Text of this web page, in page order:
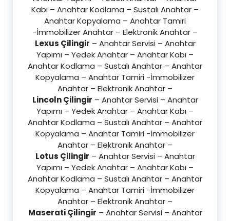
Kabı – Anahtar Kodlama – Sustalı Anahtar –
Anahtar Kopyalama – Anahtar Tamiri
-İmmobilizer Anahtar – Elektronik Anahtar –
Lexus Çilingir – Anahtar Servisi – Anahtar
Yapımı – Yedek Anahtar – Anahtar Kabı –
Anahtar Kodlama – Sustalı Anahtar – Anahtar
Kopyalama – Anahtar Tamiri -İmmobilizer
Anahtar – Elektronik Anahtar –
Lincoln Çilingir – Anahtar Servisi – Anahtar
Yapımı – Yedek Anahtar – Anahtar Kabı –
Anahtar Kodlama – Sustalı Anahtar – Anahtar
Kopyalama – Anahtar Tamiri -İmmobilizer
Anahtar – Elektronik Anahtar –
Lotus Çilingir – Anahtar Servisi – Anahtar
Yapımı – Yedek Anahtar – Anahtar Kabı –
Anahtar Kodlama – Sustalı Anahtar – Anahtar
Kopyalama – Anahtar Tamiri -İmmobilizer
Anahtar – Elektronik Anahtar –
Maserati Çilingir – Anahtar Servisi – Anahtar